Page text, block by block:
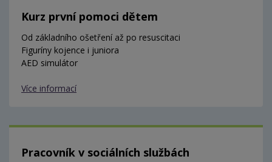
Kurz první pomoci dětem
Od základního ošetření až po resuscitaci
Figuríny kojence i juniora
AED simulátor
Více informací
Pracovník v sociálních službách